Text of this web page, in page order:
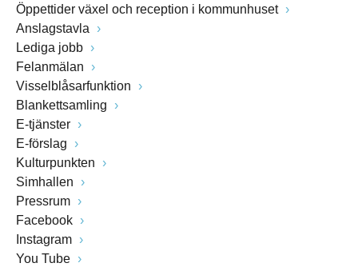
Öppettider växel och reception i kommunhuset
Anslagstavla
Lediga jobb
Felanmälan
Visselblåsarfunktion
Blankettsamling
E-tjänster
E-förslag
Kulturpunkten
Simhallen
Pressrum
Facebook
Instagram
You Tube